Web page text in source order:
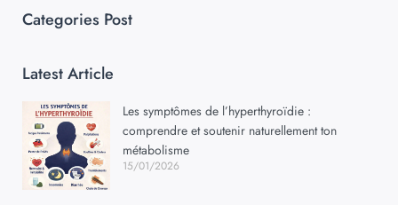
Categories Post
Latest Article
Les symptômes de l’hyperthyroïdie :
comprendre et soutenir naturellement ton
métabolisme
15/01/2026